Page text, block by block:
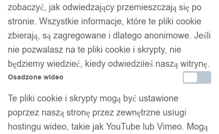
Twój zaufany marketplace oferujący najlepsze produkty
sprawdzonych marek. Bezpieczne zakupy z gwarancją jakości.
Facebook
zobaczyć, jak odwiedzający przemieszczają się po
stronie. Wszystkie informacje, które te pliki cookie
zbierają, są zagregowane i dlatego anonimowe. Jeśli
nie pozwalasz na te pliki cookie i skrypty, nie
będziemy wiedzieć, kiedy odwiedziłeś naszą witrynę.
Osadzone wideo
Te pliki cookie i skrypty mogą być ustawione
poprzez naszą stronę przez zewnętrzne usługi
hostingu wideo, takie jak YouTube lub Vimeo. Mogą